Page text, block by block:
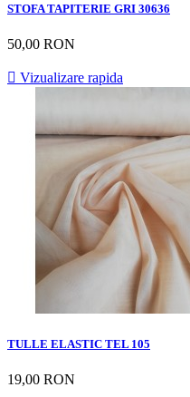
STOFA TAPITERIE GRI 30636
50,00 RON
 Vizualizare rapida
TULLE ELASTIC TEL 105
19,00 RON